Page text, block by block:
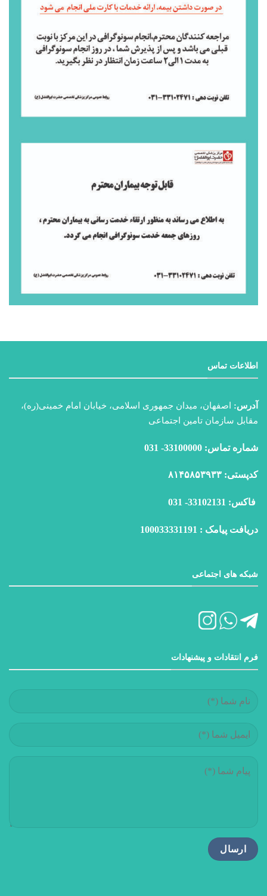
اطلاعات تماس
آدرس: اصفهان، میدان جمهوری اسلامی، خیابان امام خمینی(ره)،
مقابل سازمان تامین اجتماعی
شماره تماس: 33100000- 031
كدپستی: ۸۱۴۵۸۵۳۹۳۳
فاكس: 33102131- 031
دریافت پیامک : 100033331191
شبکه های اجتماعی
فرم انتقادات و پیشنهادات